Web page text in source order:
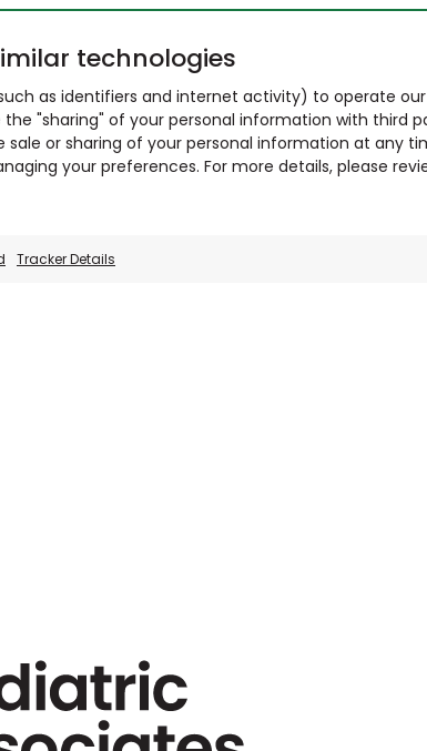
technologies
as identifiers and internet activity) to operate
"sharing" of your personal information with third
or sharing of your personal information at any
your preferences. For more details, please
Tracker Details